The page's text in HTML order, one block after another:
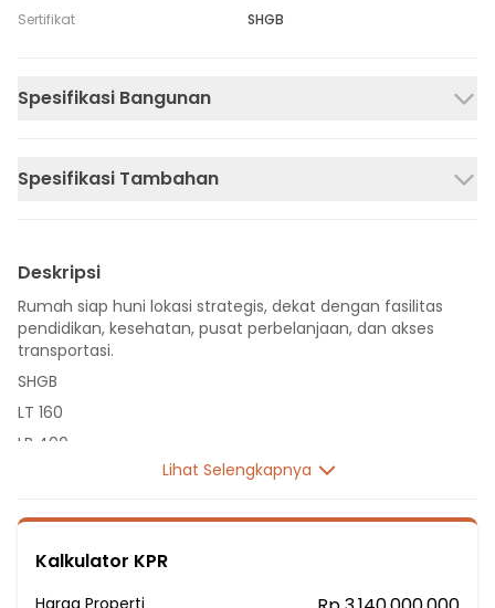
Sertifikat SHGB
Spesifikasi Bangunan
Spesifikasi Tambahan
Deskripsi
Rumah siap huni lokasi strategis, dekat dengan fasilitas
pendidikan, kesehatan, pusat perbelanjaan, dan akses
transportasi.
SHGB
LT 160
LB 400
Listrik 3500 VA
Sumber Air Tanah
Lihat Selengkapnya
Kalkulator KPR
Harga Properti